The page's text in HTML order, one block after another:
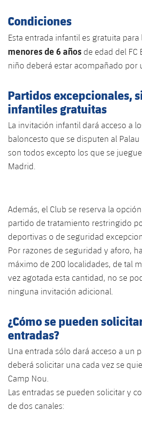
plusicon
más
Instalaciones
Palau Blaugrana
Estadi Johan Cruyff
La Masia
plusicon
más
Servicios Médicos
Accesibilidad
plusicon
más
Acreditaciones
Instalaciones
SUB13
SUB12
SUB11 A
SUB11 B
SUB10 A
SUB10 B
SUB8 A
SUB8 B
SUB13 B
SUB12 C
SUB11 C
Entradas
Gameday Shows
Clasificación
Jugadores
Barça Atlètic
Junior
Cadete B
Infantil A
Infantil B
PLUSICON
MÁS
Primer Equipo
Calendario
Entradas
Resultados
Jugadores
Fotos
Historia
Palmarés
Actualidad
Resultados
Jugadores
Base
plusicon
más
Actualidad
Cadete B
Infantil A
Infantil B
PLUSICON
Calendario
Entradas
Resultados
Clasificaciones
Fotos
Palmarés
Historia
Actualidad
Calendario
Resultados
Jugadores
Base
plusicon
más
Juvenil
Cadete
Infantil
Alevín
Campus Verano
PLUSICON
MÁS
Primer equipo
Actualidad
Calendario
Entradas
Resultados
Barça Atlètic
plusicon
más
Actualidad
Resultados
Base
plusicon
más
Actualidad
Barça C
Campus Verano
PLUSICON
MÁS
Condiciones
Esta entrada infantil es gratuita para
menores de 6 años de edad del FC
niño deberá estar acompañado por
Partidos excepcionales,
infantiles gratuitas
La invitación infantil dará acceso a
baloncesto que se disputen al
son todos excepto los que se
Madrid.
Además, el Club se reserva la
partido de tratamiento restringido
deportivas o de seguridad
Por razones de seguridad y aforo,
máximo de 200 localidades, de tal
vez agotada esta cantidad, no se
ninguna invitación adicional.
¿Cómo se pueden
entradas?
Una entrada sólo dará acceso a un
deberá solicitar una cada vez se
Camp Nou.
Las entradas se pueden solicitar y
de dos canales: